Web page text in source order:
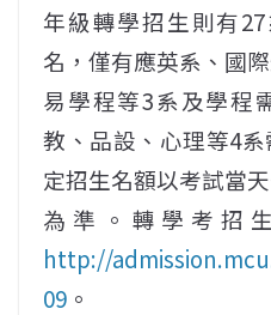
年級轉學招生則有
名，僅有應英系、國
易學程等3系及學程
教、品設、心理等4
定招生名額以考試當
為準。轉學考招
http://
09 。